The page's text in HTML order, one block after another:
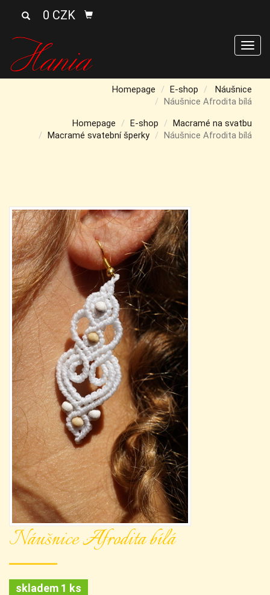
0 CZK
Homepage E-shop
Náušnice
Náušnice Afrodita bílá
Homepage
E-shop
Macramé na svatbu
Macramé svatební šperky
Náušnice Afrodita bílá
Náušnice Afrodita bílá
skladem 1 ks